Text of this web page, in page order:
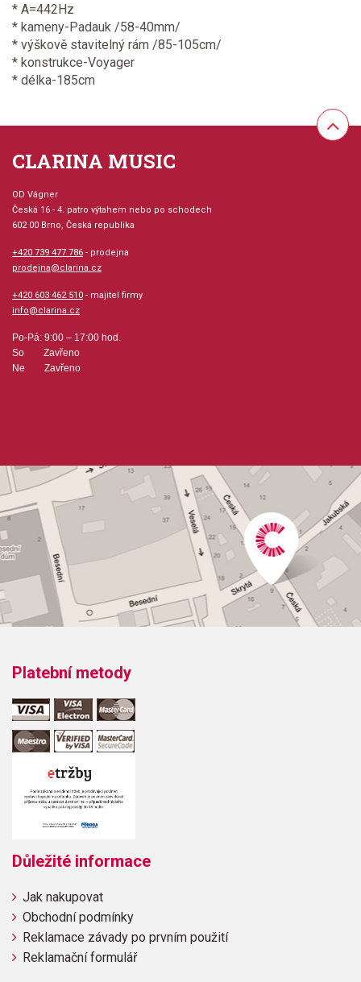
* A=442Hz
* kameny-Padauk /58-40mm/
* výškově stavitelný rám /85-105cm/
* konstrukce-Voyager
* délka-185cm
CLARINA MUSIC
OD Vágner
Česká 16 - 4. patro výtahem nebo po schodech
602 00 Brno, Česká republika
+420 739 477 786 - prodejna
prodejna@clarina.cz
+420 603 462 510 - majitel firmy
info@clarina.cz
Po-Pá: 9:00 – 17:00 hod.
So Zavřeno
Ne Zavřeno
Platební metody
Důležité informace
Jak nakupovat
Obchodní podmínky
Reklamace závady po prvním použití
Reklamační formulář